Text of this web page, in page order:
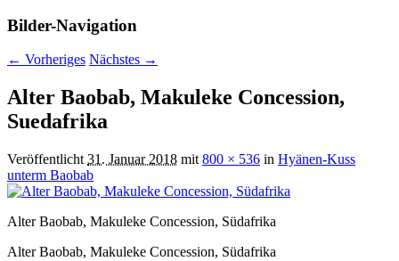
Bilder-Navigation
← Vorheriges Nächstes →
Alter Baobab, Makuleke Concession,
Suedafrika
Veröffentlicht 31. Januar 2018 mit 800 × 536 in Hyänen-Kuss
unterm Baobab
Alter Baobab, Makuleke Concession, Südafrika
Alter Baobab, Makuleke Concession, Südafrika